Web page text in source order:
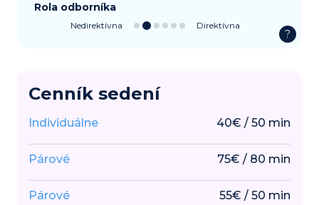
Rola odborníka
Nedirektívna Direktívna
?
Cenník sedení
Individuálne 40€ / 50 min
Párové 75€ / 80 min
Párové 55€ / 50 min